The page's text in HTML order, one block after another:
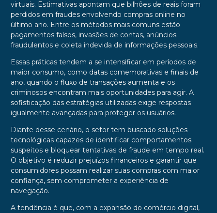
virtuais. Estimativas apontam que bilhões de reais foram
perdidos em fraudes envolvendo compras online no
último ano. Entre os métodos mais comuns estão
pagamentos falsos, invasões de contas, anúncios
fraudulentos e coleta indevida de informações pessoais.
Essas práticas tendem a se intensificar em períodos de
maior consumo, como datas comemorativas e finais de
ano, quando o fluxo de transações aumenta e os
criminosos encontram mais oportunidades para agir. A
sofisticação das estratégias utilizadas exige respostas
igualmente avançadas para proteger os usuários.
Diante desse cenário, o setor tem buscado soluções
tecnológicas capazes de identificar comportamentos
suspeitos e bloquear tentativas de fraude em tempo real.
O objetivo é reduzir prejuízos financeiros e garantir que
consumidores possam realizar suas compras com maior
confiança, sem comprometer a experiência de
navegação.
A tendência é que, com a expansão do comércio digital,